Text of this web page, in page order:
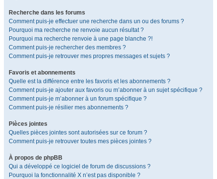
Recherche dans les forums
Comment puis-je effectuer une recherche dans un ou des forums ?
Pourquoi ma recherche ne renvoie aucun résultat ?
Pourquoi ma recherche renvoie à une page blanche ?!
Comment puis-je rechercher des membres ?
Comment puis-je retrouver mes propres messages et sujets ?
Favoris et abonnements
Quelle est la différence entre les favoris et les abonnements ?
Comment puis-je ajouter aux favoris ou m’abonner à un sujet spécifique ?
Comment puis-je m’abonner à un forum spécifique ?
Comment puis-je résilier mes abonnements ?
Pièces jointes
Quelles pièces jointes sont autorisées sur ce forum ?
Comment puis-je retrouver toutes mes pièces jointes ?
À propos de phpBB
Qui a développé ce logiciel de forum de discussions ?
Pourquoi la fonctionnalité X n’est pas disponible ?